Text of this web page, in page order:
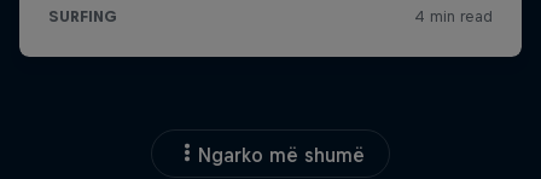
Ngarko më shumë